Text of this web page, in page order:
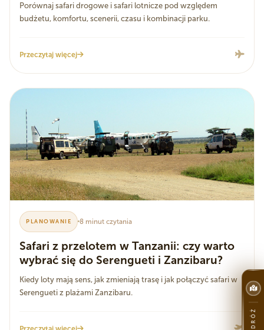
Porównaj safari drogowe i safari lotnicze pod względem
budżetu, komfortu, scenerii, czasu i kombinacji parku.
Przeczytaj więcej
PLANOWANIE 8 minut czytania
Safari z przelotem w Tanzanii: czy warto
wybrać się do Serengueti i Zanzibaru?
Kiedy loty mają sens, jak zmieniają trasę i jak połączyć safari w
Serengueti z plażami Zanzibaru.